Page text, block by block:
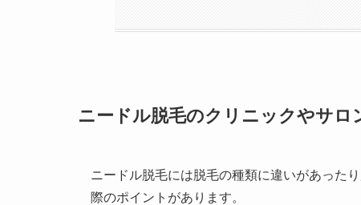
ニードル脱毛のクリニックやサロ
ニードル脱毛には脱毛の種類に違いがあった
際のポイントがあります。